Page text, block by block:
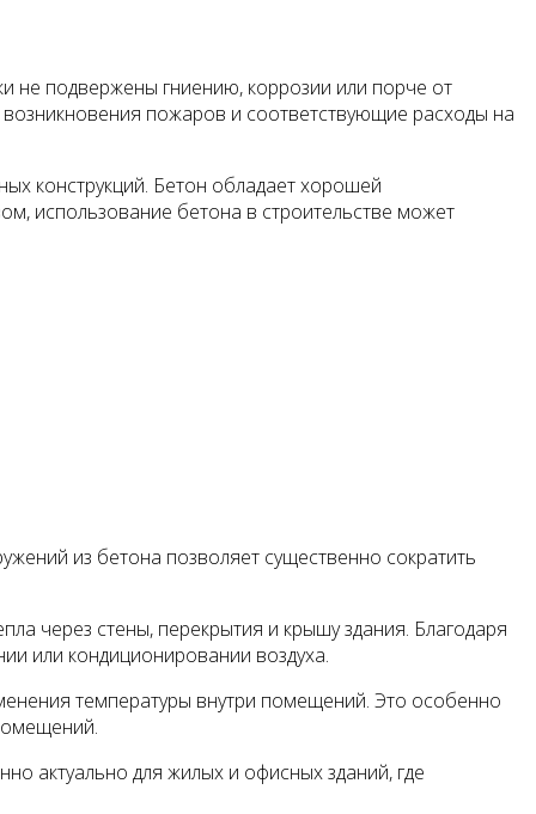
не подвержены гниению, коррозии или порче от
пожаров и соответствующие расходы на
конструкций. Бетон обладает хорошей
использование бетона в строительстве может
из бетона позволяет существенно сократить
через стены, перекрытия и крышу здания. Благодаря
или кондиционировании воздуха.
температуры внутри помещений. Это особенно
актуально для жилых и офисных зданий, где